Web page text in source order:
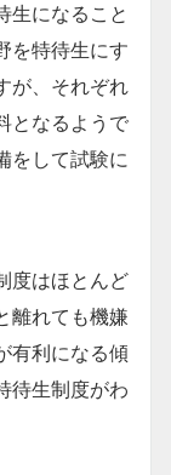
生になること
を特待生にす
が、それぞれ
となるようで
をして試験に
度はほとんど
離れても機嫌
有利になる傾
待生制度がわ